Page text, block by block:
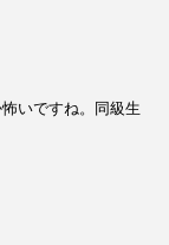
いですね。同級生